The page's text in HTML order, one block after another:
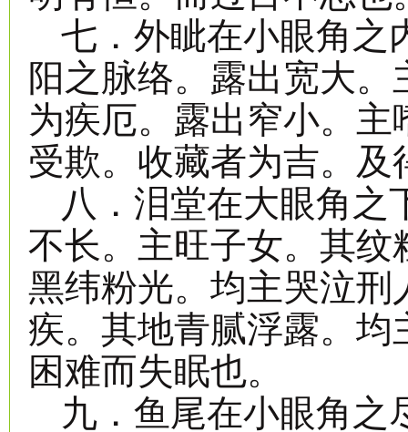
七．外眦在小眼角之
阳之脉络。露出宽大
为疾厄。露出窄小。
受欺。收藏者为吉。及
八．泪堂在大眼角之
不长。主旺子女。其
黑纬粉光。均主哭泣
疾。其地青腻浮露。
困难而失眠也。
九．鱼尾在小眼角之